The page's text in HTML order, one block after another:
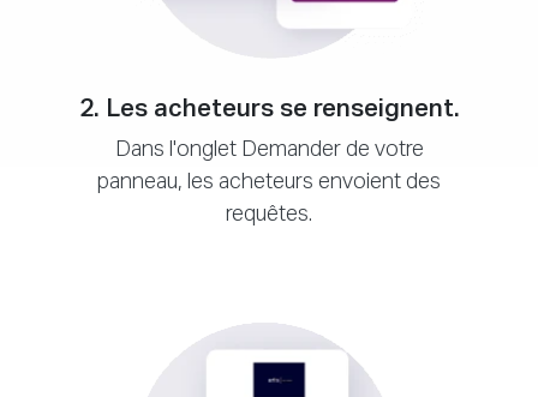
2. Les acheteurs se renseignent.
Dans l'onglet Demander de votre
panneau, les acheteurs envoient des
requêtes.